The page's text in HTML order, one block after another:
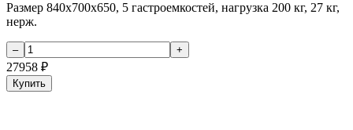
Размер 840х700х650, 5 гастроемкостей, нагрузка 200 кг, 27 кг,
нерж.
27958 ₽
Купить